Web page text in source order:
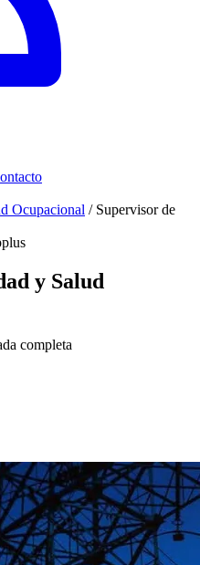
Ocupacional / Supervisor de
y Salud
completa